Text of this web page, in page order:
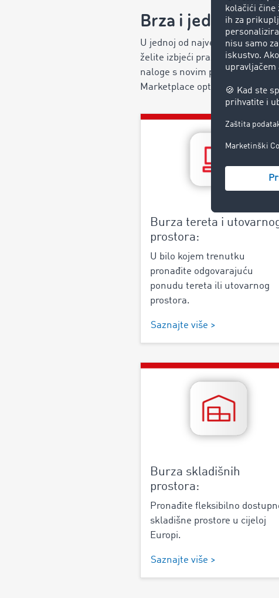
Brza i
U jednoj od najvećih
želite izbjeći prazne vožnje i
naloge s novim partnerima ili
Marketplace optimirajte svoju
Burza tereta i
prostora:
U bilo kojem trenutku
pronađite odgovarajuću
ponudu tereta ili utovarnog
prostora.
Saznajte više >
Burza skladišnih
prostora:
Pronađite fleksibilno
skladišne prostore u cijeloj
Europi.
Saznajte više >